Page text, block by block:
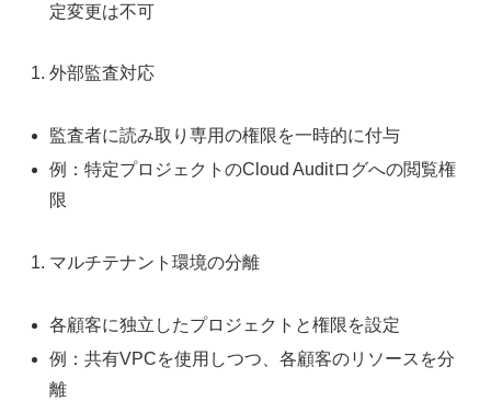
定変更は不可
外部監査対応
監査者に読み取り専用の権限を一時的に付与
例：特定プロジェクトのCloud Auditログへの閲覧権
限
マルチテナント環境の分離
各顧客に独立したプロジェクトと権限を設定
例：共有VPCを使用しつつ、各顧客のリソースを分
離